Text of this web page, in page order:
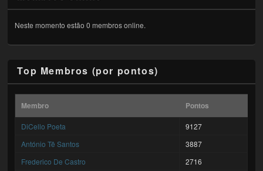
Neste momento estão 0 membros online.
Top Membros (por pontos)
Membro Pontos
DiCello Poeta
9127
António Tê Santos
3887
Frederico De Castro
2716